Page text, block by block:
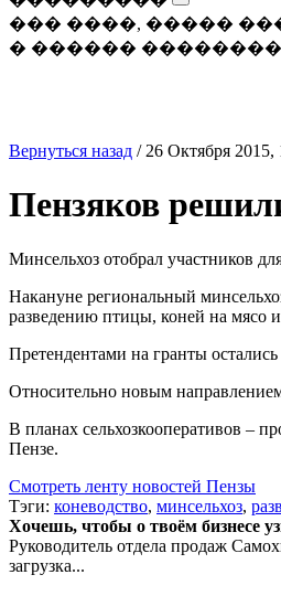
��� ����, �����
� ������
Вернуться назад / 26 Октября 2015,
Пензяков
Минсельхоз отобрал участников
Накануне региональный
разведению птицы, коней на мясо
Претендентами на гранты
Относительно новым
В планах сельхозкооперативов –
Пензе.
Смотреть ленту новостей Пензы
Тэги: коневодство, минсельхоз,
Хочешь, чтобы о твоём бизнесе
Руководитель отдела продаж
загрузка...